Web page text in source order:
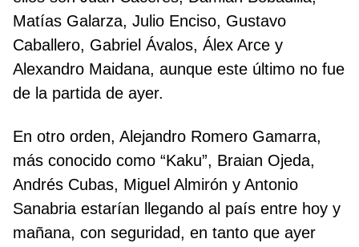
Matías Galarza, Julio Enciso, Gustavo
Caballero, Gabriel Ávalos, Álex Arce y
Alexandro Maidana, aunque este último no fue
de la partida de ayer.
En otro orden, Alejandro Romero Gamarra,
más conocido como “Kaku”, Braian Ojeda,
Andrés Cubas, Miguel Almirón y Antonio
Sanabria estarían llegando al país entre hoy y
mañana, con seguridad, en tanto que ayer